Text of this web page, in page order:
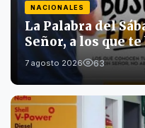
NACIONALES
La Palabra del
Señor, a los que te
7 agosto 2026 63